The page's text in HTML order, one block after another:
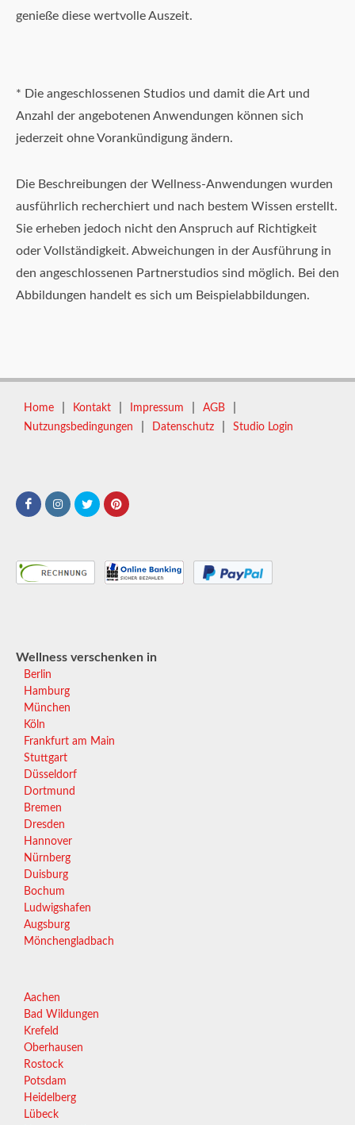
genieße diese wertvolle Auszeit.
* Die angeschlossenen Studios und damit die Art und
Anzahl der angebotenen Anwendungen können sich
jederzeit ohne Vorankündigung ändern.
Die Beschreibungen der Wellness-Anwendungen wurden
ausführlich recherchiert und nach bestem Wissen erstellt.
Sie erheben jedoch nicht den Anspruch auf Richtigkeit
oder Vollständigkeit. Abweichungen in der Ausführung in
den angeschlossenen Partnerstudios sind möglich. Bei den
Abbildungen handelt es sich um Beispielabbildungen.
Home Kontakt Impressum AGB
Nutzungsbedingungen Datenschutz Studio Login
Wellness verschenken in
Berlin
Hamburg
München
Köln
Frankfurt am Main
Stuttgart
Düsseldorf
Dortmund
Bremen
Dresden
Hannover
Nürnberg
Duisburg
Bochum
Ludwigshafen
Augsburg
Mönchengladbach
Aachen
Bad Wildungen
Krefeld
Oberhausen
Rostock
Potsdam
Heidelberg
Lübeck